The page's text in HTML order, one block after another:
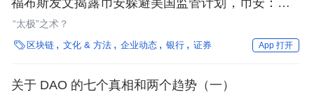
福布斯发文揭露币安躲避美国监管计划，币安：提案
非币安员工创建
“太极”之术？
 区块链 文化 & 方法 企业动态 银行 证券 App 打开
关于 DAO 的七个真相和两个趋势（一）